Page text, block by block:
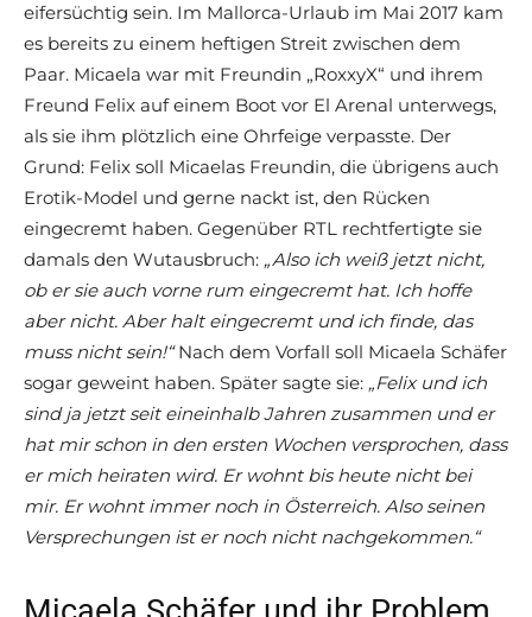
eifersüchtig sein. Im Mallorca-Urlaub im Mai 2017 kam
es bereits zu einem heftigen Streit zwischen dem
Paar. Micaela war mit Freundin „RoxxyX“ und ihrem
Freund Felix auf einem Boot vor El Arenal unterwegs,
als sie ihm plötzlich eine Ohrfeige verpasste. Der
Grund: Felix soll Micaelas Freundin, die übrigens auch
Erotik-Model und gerne nackt ist, den Rücken
eingecremt haben. Gegenüber RTL rechtfertigte sie
damals den Wutausbruch: „Also ich weiß jetzt nicht,
ob er sie auch vorne rum eingecremt hat. Ich hoffe
aber nicht. Aber halt eingecremt und ich finde, das
muss nicht sein!“Nach dem Vorfall soll Micaela Schäfer
sogar geweint haben. Später sagte sie: „Felix und ich
sind ja jetzt seit eineinhalb Jahren zusammen und er
hat mir schon in den ersten Wochen versprochen, dass
er mich heiraten wird. Er wohnt bis heute nicht bei
mir. Er wohnt immer noch in Österreich. Also seinen
Versprechungen ist er noch nicht nachgekommen.“